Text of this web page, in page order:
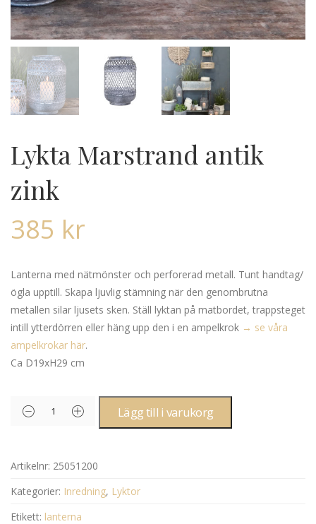
Lykta Marstrand antik
zink
385 kr
Lanterna med nätmönster och perforerad metall. Tunt handtag/
ögla upptill. Skapa ljuvlig stämning när den genombrutna
metallen silar ljusets sken. Ställ lyktan på matbordet, trappsteget
intill ytterdörren eller häng upp den i en ampelkrok → se våra
ampelkrokar här.
Ca D19xH29 cm
Lägg till i varukorg
Artikelnr: 25051200
Kategorier: Inredning, Lyktor
Etikett: lanterna